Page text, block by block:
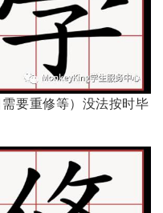
要重修等）没法按时毕